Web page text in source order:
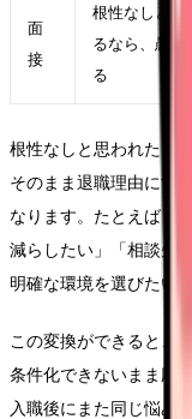
面
接
根性なしと思
るなら、愚痴
る
根性なしと思われたく
そのまま退職理由にす
なります。たとえば「
減らしたい」「相談先
明確な環境を選びたい
この変換ができると、
条件化できないまま応
入職後にまた同じ悩み